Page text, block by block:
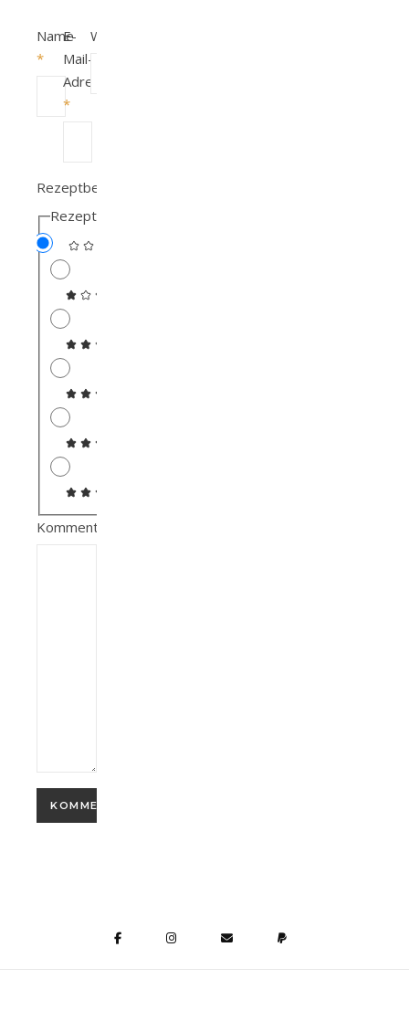
Name
*
E-
Mail-
Adresse
*
Website
Rezeptbewertung
Rezeptbewertung
Kommentar